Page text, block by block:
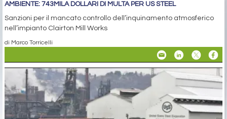
AMBIENTE: 743MILA DOLLARI DI MULTA PER US STEEL
Sanzioni per il mancato controllo dell’inquinamento atmosferico
nell’impianto Clairton Mill Works
di Marco Torricelli